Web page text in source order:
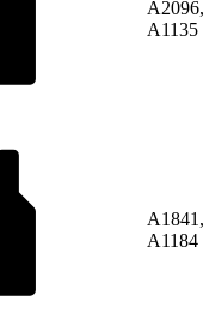
A2096,
A1135
A1841,
A1184